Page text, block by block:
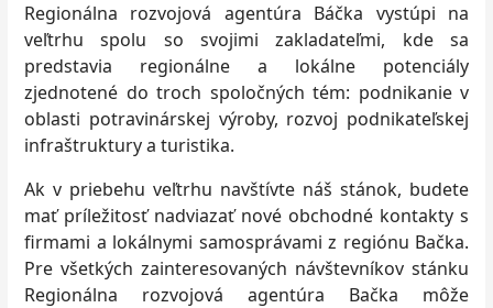
Regionálna rozvojová agentúra Báčka vystúpi na
veľtrhu spolu so svojimi zakladateľmi, kde sa
predstavia regionálne a lokálne potenciály
zjednotené do troch spoločných tém: podnikanie v
oblasti potravinárskej výroby, rozvoj podnikateľskej
infraštruktury a turistika.
Ak v priebehu veľtrhu navštívte náš stánok, budete
mať príležitosť nadviazať nové obchodné kontakty s
firmami a lokálnymi samosprávami z regiónu Bačka.
Pre všetkých zainteresovaných návštevníkov stánku
Regionálna rozvojová agentúra Bačka môže